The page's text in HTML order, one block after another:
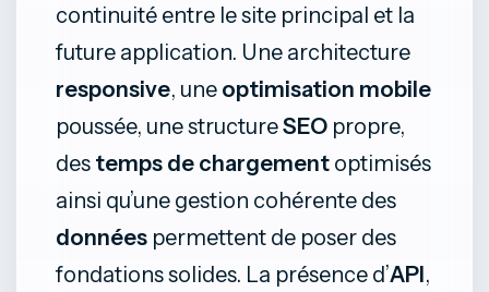
continuité entre le site principal et la
future application. Une architecture
responsive, une optimisation mobile
poussée, une structureSEO propre,
des temps de chargement optimisés
ainsi qu’une gestion cohérente des
données permettent de poser des
fondations solides. La présence d’API,